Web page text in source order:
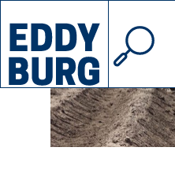
INIZIATIVE
SOSTIENICI
©